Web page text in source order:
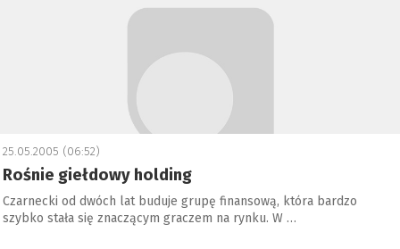
25.05.2005 (06:52)
Rośnie giełdowy holding
Czarnecki od dwóch lat buduje grupę finansową, która bardzo
szybko stała się znaczącym graczem na rynku. W …